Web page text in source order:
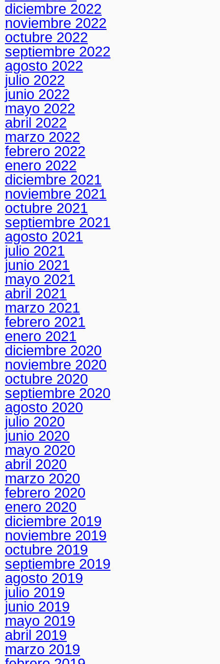
diciembre 2022
noviembre 2022
octubre 2022
septiembre 2022
agosto 2022
julio 2022
junio 2022
mayo 2022
abril 2022
marzo 2022
febrero 2022
enero 2022
diciembre 2021
noviembre 2021
octubre 2021
septiembre 2021
agosto 2021
julio 2021
junio 2021
mayo 2021
abril 2021
marzo 2021
febrero 2021
enero 2021
diciembre 2020
noviembre 2020
octubre 2020
septiembre 2020
agosto 2020
julio 2020
junio 2020
mayo 2020
abril 2020
marzo 2020
febrero 2020
enero 2020
diciembre 2019
noviembre 2019
octubre 2019
septiembre 2019
agosto 2019
julio 2019
junio 2019
mayo 2019
abril 2019
marzo 2019